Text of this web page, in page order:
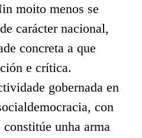
moito menos se
carácter nacional,
concreta a que
e crítica.
gobernada en
con
unha arma